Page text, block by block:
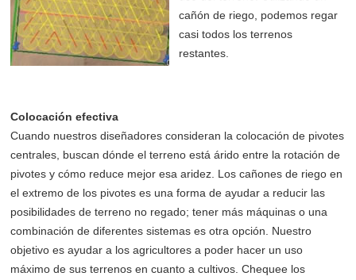
cañón de riego, podemos regar
casi todos los terrenos
restantes.
Colocación efectiva
Cuando nuestros diseñadores consideran la colocación de pivotes
centrales, buscan dónde el terreno está árido entre la rotación de
pivotes y cómo reduce mejor esa aridez. Los cañones de riego en
el extremo de los pivotes es una forma de ayudar a reducir las
posibilidades de terreno no regado; tener más máquinas o una
combinación de diferentes sistemas es otra opción. Nuestro
objetivo es ayudar a los agricultores a poder hacer un uso
máximo de sus terrenos en cuanto a cultivos. Chequee los